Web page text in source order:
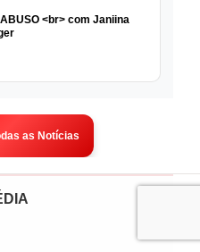
<br> com Janiina
as Notícias